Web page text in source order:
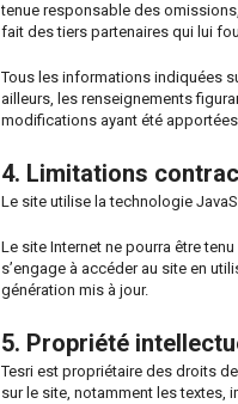
tenue responsable des
fait des tiers partenaires qui lui
Tous les informations indiquées
ailleurs, les renseignements
modifications ayant été
4. Limitations
Le site utilise la technologie
Le site Internet ne pourra être
s’engage à accéder au site en
génération mis à jour.
5. Propriété
Tesri est propriétaire des droits
sur le site, notamment les